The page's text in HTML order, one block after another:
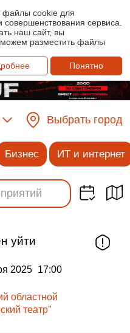
файлы cookie для
сервиса.
наш сайт, вы
разместить файлы
Понятно
Выбрать город
Бизнес ИТ и интернет
уйти
2025 17:00
областной
театр"